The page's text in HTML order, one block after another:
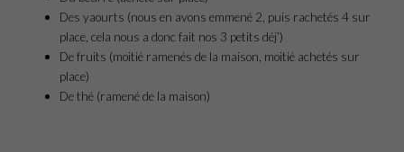
Des yaourts (nous en avons emmené 2, puis rachetés 4 sur
place, cela nous a donc fait nos 3 petits déj’)
De fruits (moitié ramenés de la maison, moitié achetés sur
place)
De thé (ramené de la maison)